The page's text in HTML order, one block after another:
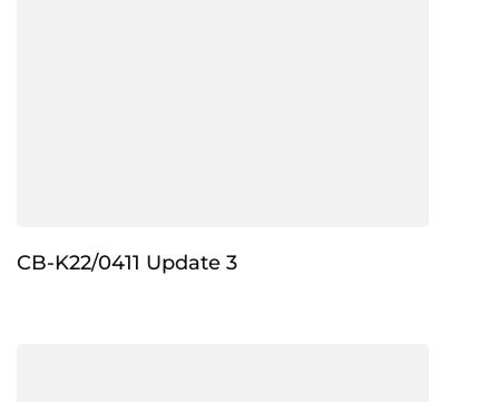
CB-K22/0411 Update 3